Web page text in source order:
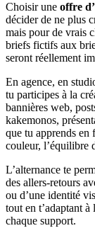
Choisir une offre
décider de ne plus
mais pour de vrais
briefs fictifs aux
seront réellement
En agence, en
tu participes à la
bannières web,
kakemonos,
que tu apprends
couleur, l’équilibre
L’alternance te
des allers-retours
ou d’une identité
tout en t’adaptant
chaque support.